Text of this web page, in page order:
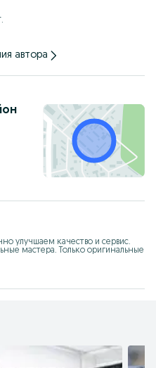
автора
улучшаем качество и сервис.
мастера. Только оригинальные